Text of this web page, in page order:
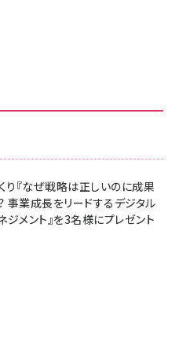
り『なぜ戦略は正しいのに成果
事業成長をリードするデジタル
ジメント』を3名様にプレゼント